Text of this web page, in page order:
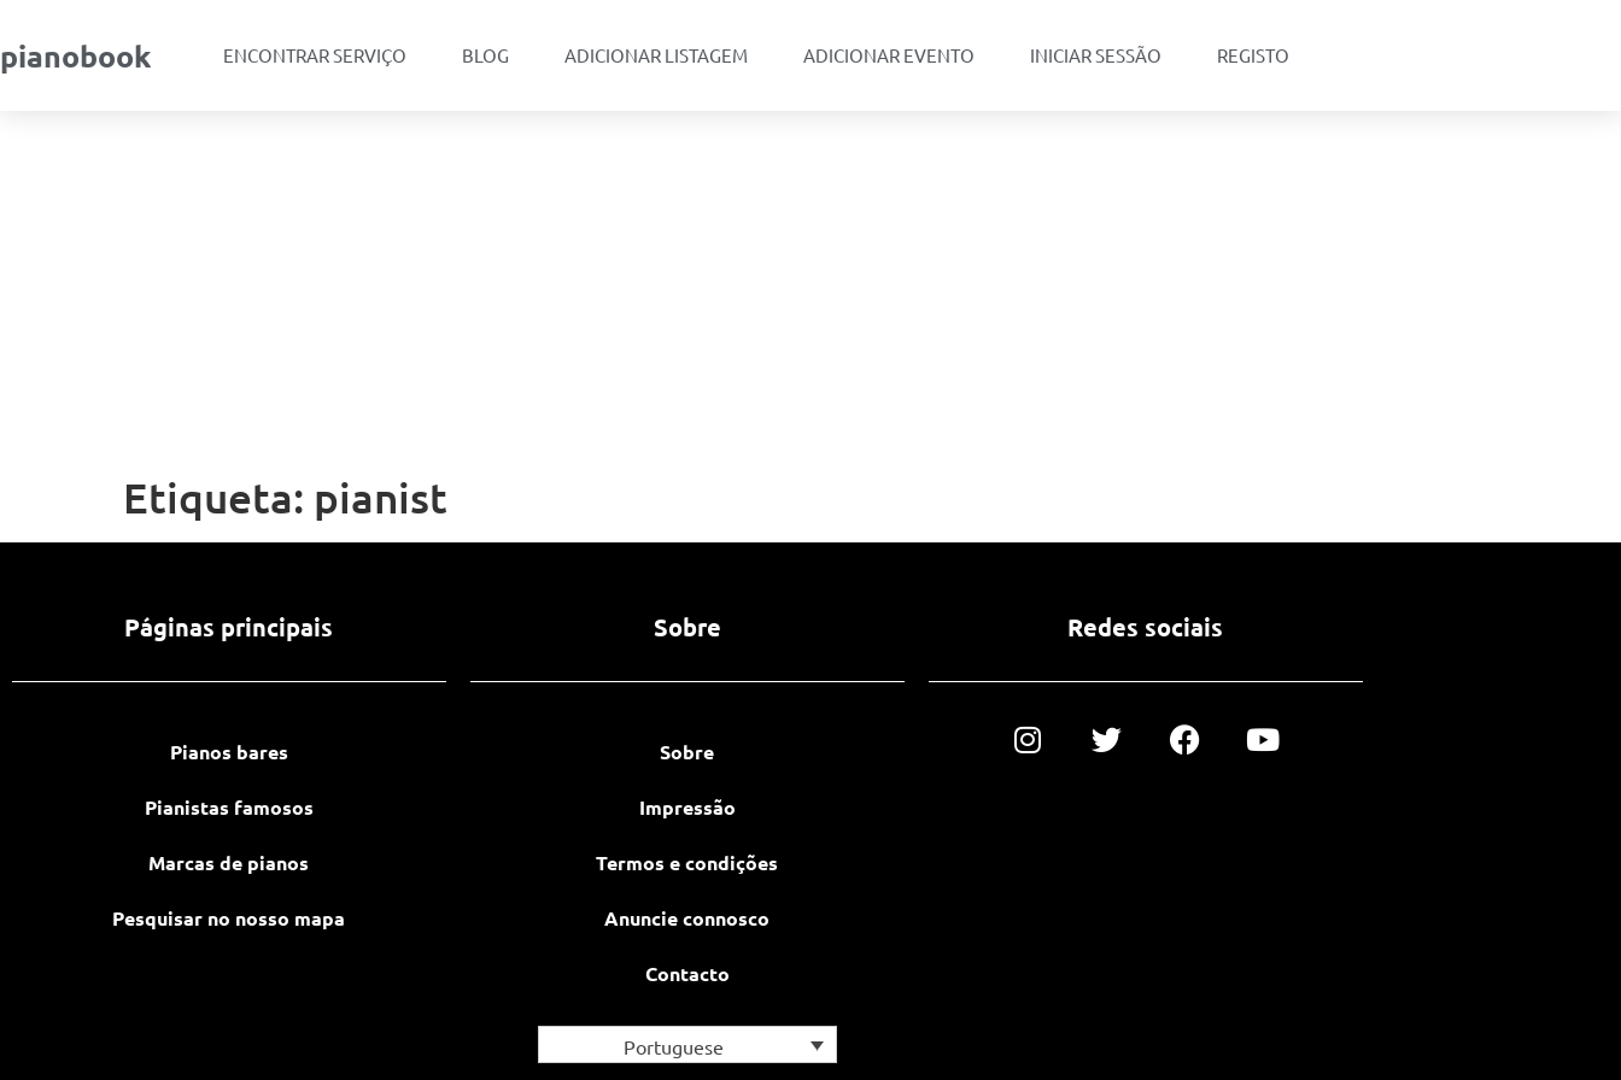
pianobook ENCONTRAR SERVIÇO BLOG ADICIONAR LISTAGEM ADICIONAR EVENTO INICIAR SESSÃO REGISTO
Etiqueta: pianist
Páginas principais
Pianos bares
Pianistas famosos
Marcas de pianos
Pesquisar no nosso mapa
Sobre
Sobre
Impressão
Termos e condições
Anuncie connosco
Contacto
Portuguese
Redes sociais